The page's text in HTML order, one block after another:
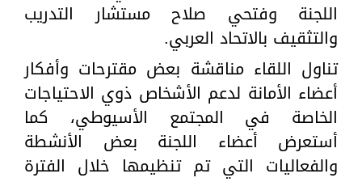
اللجنة وفتحي صلاح مستشار التدريب
والتثقيف بالاتحاد العربي.
تناول اللقاء مناقشة بعض مقترحات وأفكار
أعضاء الأمانة لدعم الأشخاص ذوي الاحتياجات
الخاصة في المجتمع الأسيوطي، كما
أستعرض أعضاء اللجنة بعض الأنشطة
والفعاليات التي تم تنظيمها خلال الفترة